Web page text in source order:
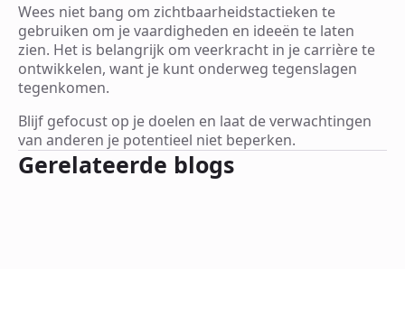
Wees niet bang om zichtbaarheidstactieken te
gebruiken om je vaardigheden en ideeën te laten
zien. Het is belangrijk om veerkracht in je carrière te
ontwikkelen, want je kunt onderweg tegenslagen
tegenkomen.
Blijf gefocust op je doelen en laat de verwachtingen
van anderen je potentieel niet beperken.
Gerelateerde blogs